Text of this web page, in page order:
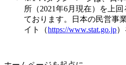
所（2021年6月現在）を上
ております。日本の民営事
イト（https://www.stat.go.jp